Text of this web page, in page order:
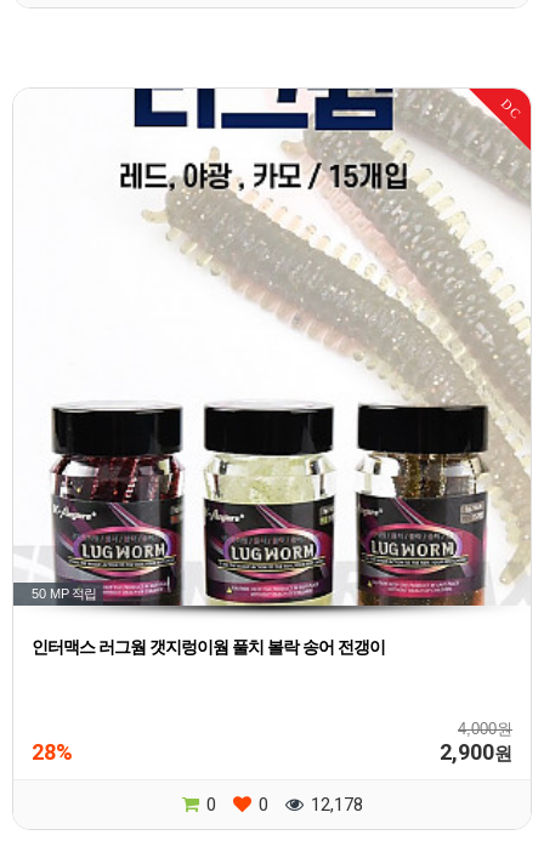
DC
50 MP 적립
인터맥스 러그웜 갯지렁이웜 풀치 볼락 송어 전갱이
4,000원
28% 2,900원
0 0 12,178